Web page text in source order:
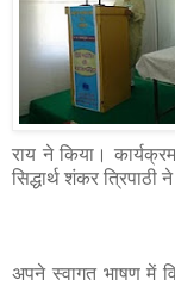
राय ने किया।
सिद्धार्थ शंकर त्रिपाठी
अपने स्वागत भाषण में